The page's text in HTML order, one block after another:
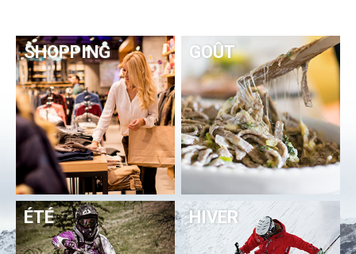
SHOPPING GOÛT
ÉTÉ HIVER